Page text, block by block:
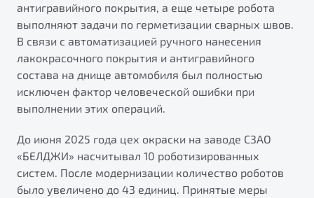
антигравийного покрытия, а еще четыре робота
выполняют задачи по герметизации сварных швов.
В связи с автоматизацией ручного нанесения
лакокрасочного покрытия и антигравийного
состава на днище автомобиля был полностью
исключен фактор человеческой ошибки при
выполнении этих операций.
До июня 2025 года цех окраски на заводе СЗАО
«БЕЛДЖИ» насчитывал 10 роботизированных
систем. После модернизации количество роботов
было увеличено до 43 единиц. Принятые меры